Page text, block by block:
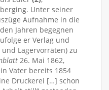
Unter seiner
Aufnahme in die
Jahren begegnen
er Verlag und
Lagervorräten) zu
26. Mai 1862,
Vater bereits 1854
Druckerei […] schon